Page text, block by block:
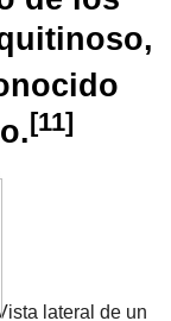
,
[11]
lateral de un